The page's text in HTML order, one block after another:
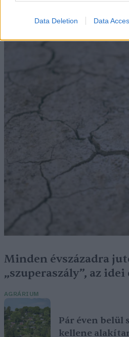
Data Deletion Data
Minden évszázadra
„szuperaszály”, az
AGRÁRIUM
Pár éven belül
kellene